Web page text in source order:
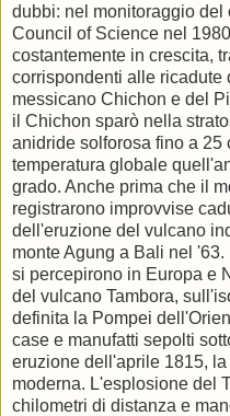
dubbi: nel monitoraggio del
Council of Science nel
costantemente in crescita,
corrispondenti alle
messicano Chichon e del
il Chichon sparò nella
anidride solforosa fino a 25
temperatura globale
grado. Anche prima che il
registrarono improvvise
dell'eruzione del vulcano
monte Agung a Bali nel
si percepirono in Europa e
del vulcano Tambora,
definita la Pompei
case e manufatti sepolti
eruzione dell'aprile 1815,
moderna. L'esplosione del
chilometri di distanza e